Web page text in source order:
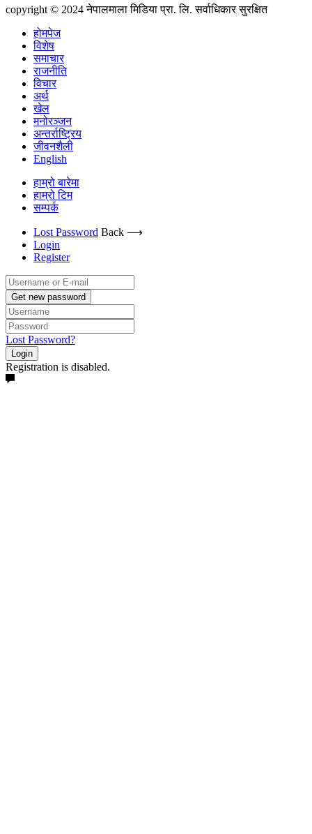
copyright © 2024 नेपालमाला मिडिया प्रा. लि. सर्वाधिकार सुरक्षित
होमपेज
विशेष
समाचार
राजनीति
विचार
अर्थ
खेल
मनोरञ्जन
अन्तर्राष्ट्रिय
जीवनशैली
English
हाम्रो बारेमा
हाम्रो टिम
सम्पर्क
Lost Password Back ⟶
Login
Register
Get new password
Lost Password?
Login
Registration is disabled.